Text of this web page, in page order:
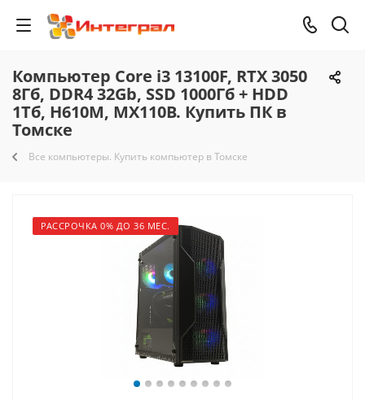
Компьютер Core i3 13100F, RTX 3050
8Гб, DDR4 32Gb, SSD 1000Гб + HDD
1Тб, H610M, MX110B. Купить ПК в
Томске
Все компьютеры. Купить компьютер в Томске
РАССРОЧКА 0% ДО 36 МЕС.